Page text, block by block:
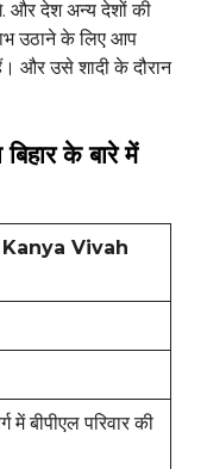
और देश अन्य देशों की
उठाने के लिए आप
उसे शादी के दौरान
के बारे में
Vivah
बीपीएल परिवार की